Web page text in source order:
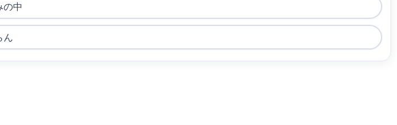
の中
ん